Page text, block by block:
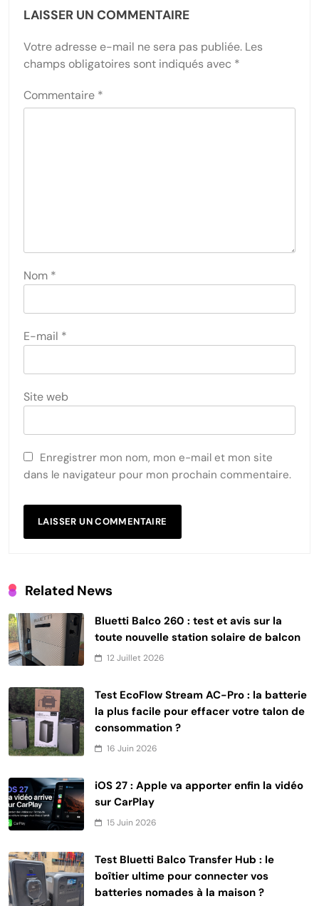
LAISSER UN COMMENTAIRE
Votre adresse e-mail ne sera pas publiée. Les
champs obligatoires sont indiqués avec *
Commentaire *
Nom *
E-mail *
Site web
Enregistrer mon nom, mon e-mail et mon site
dans le navigateur pour mon prochain commentaire.
Related News
Bluetti Balco 260 : test et avis sur la
toute nouvelle station solaire de balcon
12 Juillet 2026
Test EcoFlow Stream AC-Pro : la batterie
la plus facile pour effacer votre talon de
consommation ?
16 Juin 2026
iOS 27 : Apple va apporter enfin la vidéo
sur CarPlay
15 Juin 2026
Test Bluetti Balco Transfer Hub : le
boîtier ultime pour connecter vos
batteries nomades à la maison ?